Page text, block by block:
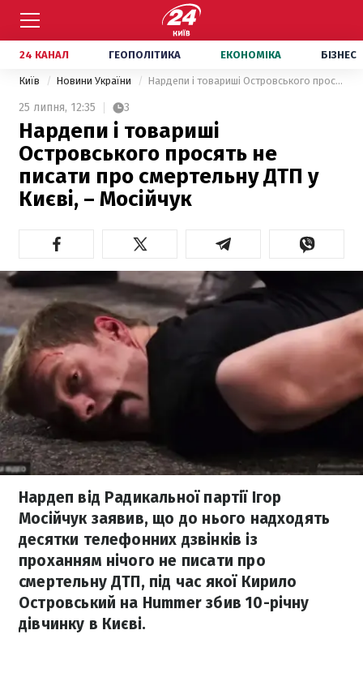
24 КАНАЛ ГЕОПОЛІТИКА ЕКОНОМІКА БІЗНЕС
Київ Новини України Нардепи і товариші Островського просять не писати про смертельну ДТП у Києві, – Мосійчук
25 липня, 12:35 3
Нардепи і товариші
Островського просять не
писати про смертельну ДТП у
Києві, – Мосійчук
Нардеп від Радикальної партії Ігор
Мосійчук заявив, що до нього надходять
десятки телефонних дзвінків із
проханням нічого не писати про
смертельну ДТП, під час якої Кирило
Островський на Hummer збив 10-річну
дівчинку в Києві.